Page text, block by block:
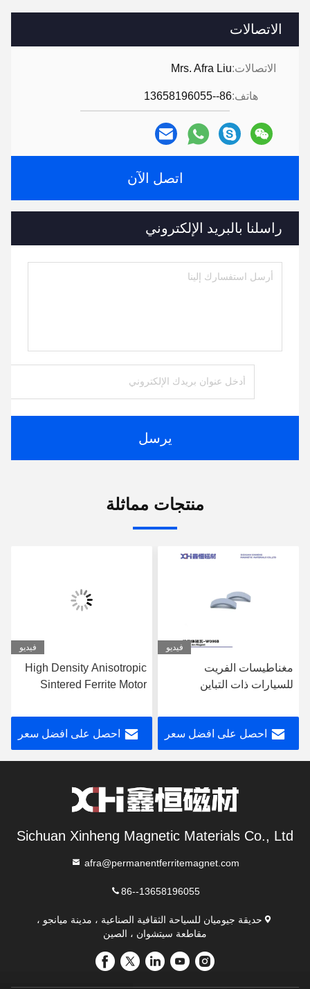
الاتصالات
الاتصالات:Mrs. Afra Liu
هاتف:86--13658196055
اتصل الآن
راسلنا بالبريد الإلكتروني
يرسل
منتجات مماثلة
فيديو
مغناطيسات الفريت
للسيارات ذات التباين
في درجة حرارة عالية بكثافة
نسبية عالية لمحركات
السيارات
احصل على افضل سعر
فيديو
High Density Anisotropic
Sintered Ferrite Motor
Automotive and Window
Motorsاحصل على افضل سعر
Sichuan Xinheng Magnetic Materials Co., Ltd
afra@permanentferritemagnet.com
86--13658196055
حديقة جيوميان للسياحة الثقافية الصناعية ، مدينة ميانجو ،
مقاطعة سيتشوان ، الصين